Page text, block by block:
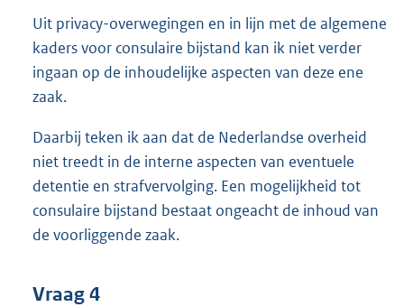
Uit privacy-overwegingen en in lijn met de algemene
kaders voor consulaire bijstand kan ik niet verder
ingaan op de inhoudelijke aspecten van deze ene
zaak.
Daarbij teken ik aan dat de Nederlandse overheid
niet treedt in de interne aspecten van eventuele
detentie en strafvervolging. Een mogelijkheid tot
consulaire bijstand bestaat ongeacht de inhoud van
de voorliggende zaak.
Vraag 4